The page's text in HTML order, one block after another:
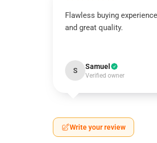
Flawless buying
and great quality.
S Samuel
Verified owner
Write your review